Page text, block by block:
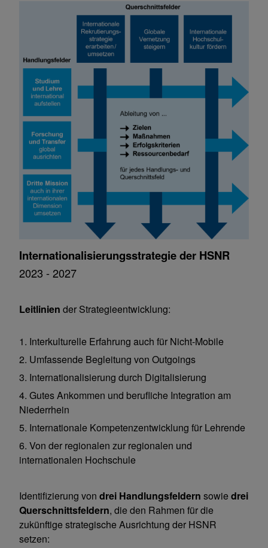
Internationalisierungsstrategie der HSNR
2023 - 2027
Leitlinien der Strategieentwicklung:
1. Interkulturelle Erfahrung auch für Nicht-Mobile
2. Umfassende Begleitung von Outgoings
3. Internationalisierung durch Digitalisierung
4. Gutes Ankommen und berufliche Integration am
Niederrhein
5. Internationale Kompetenzentwicklung für Lehrende
6. Von der regionalen zur regionalen und
internationalen Hochschule
Identifizierung von drei Handlungsfeldern sowie drei
Querschnittsfeldern, die den Rahmen für die
zukünftige strategische Ausrichtung der HSNR
setzen: